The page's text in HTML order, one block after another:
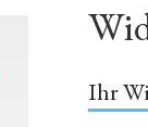
Ihr